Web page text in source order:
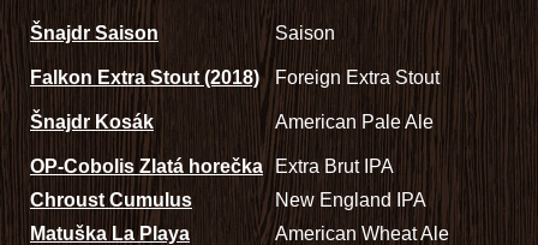
Šnajdr Saison Saison
Falkon Extra Stout (2018) Foreign Extra Stout
Šnajdr Kosák American Pale Ale
OP-Cobolis Zlatá horečka
Extra Brut IPA
Chroust Cumulus
New England IPA
Matuška La Playa
American Wheat Ale